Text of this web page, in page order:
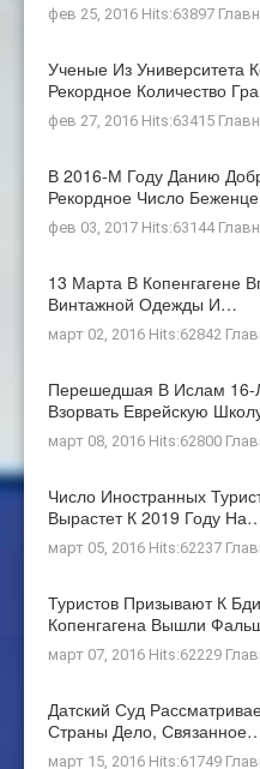
фев 25, 2016 Hits:63897
Ученые Из Университета
Рекордное Количество
фев 27, 2016 Hits:63415
В 2016-М Году Данию
Рекордное Число
фев 03, 2017 Hits:63144
13 Марта В Копенгагене
Винтажной Одежды И…
март 02, 2016 Hits:62842
Перешедшая В Ислам 16-
Взорвать Еврейскую
март 08, 2016 Hits:62800
Число Иностранных
Вырастет К 2019 Году
март 05, 2016 Hits:62237
Туристов Призывают К
Копенгагена Вышли
март 07, 2016 Hits:62229
Датский Суд
Страны Дело,
март 15, 2016 Hits:61749